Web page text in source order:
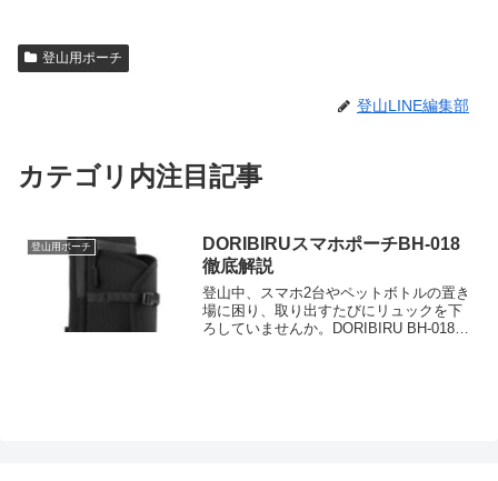
登山用ポーチ
登山LINE編集部
カテゴリ内注目記事
登山用ポーチ
DORIBIRUスマホポーチBH-018
徹底解説
登山中、スマホ2台やペットボトルの置き
場に困り、取り出すたびにリュックを下
ろしていませんか。DORIBIRU BH-018は